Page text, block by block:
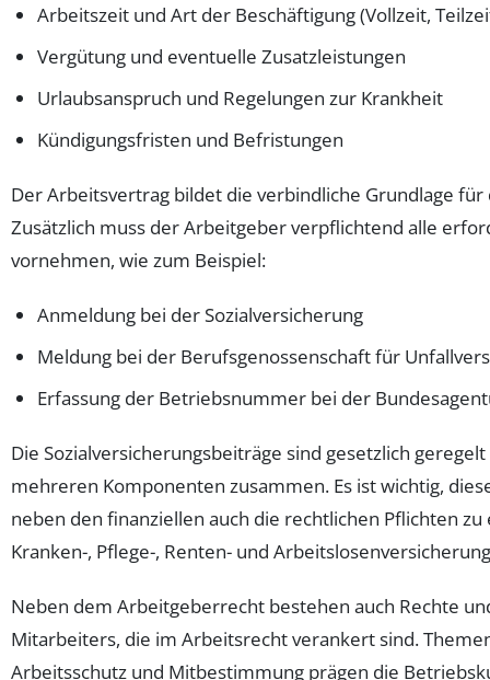
Arbeitszeit und Art der Beschäftigung (Vollzeit,
Vergütung und eventuelle Zusatzleistungen
Urlaubsanspruch und Regelungen zur Krankheit
Kündigungsfristen und Befristungen
Der Arbeitsvertrag bildet die verbindliche Grundlage für
Zusätzlich muss der Arbeitgeber verpflichtend alle
vornehmen, wie zum Beispiel:
Anmeldung bei der Sozialversicherung
Meldung bei der Berufsgenossenschaft für
Erfassung der Betriebsnummer bei der
Die Sozialversicherungsbeiträge sind gesetzlich
mehreren Komponenten zusammen. Es ist wichtig,
neben den finanziellen auch die rechtlichen Pflichten zu
Kranken-, Pflege-, Renten- und
Neben dem Arbeitgeberrecht bestehen auch Rechte
Mitarbeiters, die im Arbeitsrecht verankert sind.
Arbeitsschutz und Mitbestimmung prägen die